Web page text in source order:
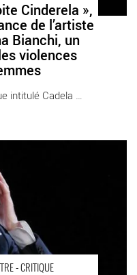
Cinderela »,
de l’artiste
Bianchi, un
violences
Première partie du triptyque intitulé Cadela [...]
- CRITIQUE
Derec - Critique sortie
Scala Provence